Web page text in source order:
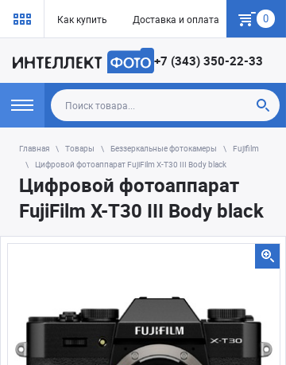
Как купить Доставка и оплата Гарантия
0
+7 (343) 350-22-33
Главная Товары Беззеркальные фотокамеры
Fujifilm
Цифровой фотоаппарат FujiFilm X-T30 III Body black
Цифровой фотоаппарат
FujiFilm X-T30 III Body black